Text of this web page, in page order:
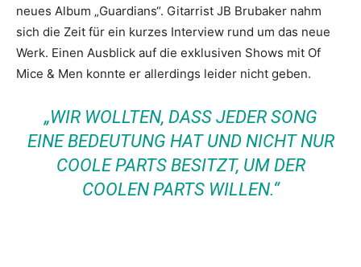
neues Album „Guardians“. Gitarrist JB Brubaker nahm
sich die Zeit für ein kurzes Interview rund um das neue
Werk. Einen Ausblick auf die exklusiven Shows mit Of
Mice & Men konnte er allerdings leider nicht geben.
„WIR WOLLTEN, DASS JEDER SONG
EINE BEDEUTUNG HAT UND NICHT NUR
COOLE PARTS BESITZT, UM DER
COOLEN PARTS WILLEN.“